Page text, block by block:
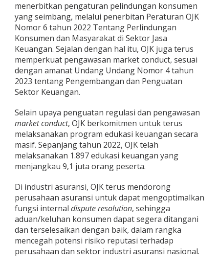
menerbitkan pengaturan pelindungan konsumen
yang seimbang, melalui penerbitan Peraturan OJK
Nomor 6 tahun 2022 Tentang Perlindungan
Konsumen dan Masyarakat di Sektor Jasa
Keuangan. Sejalan dengan hal itu, OJK juga terus
memperkuat pengawasan market conduct, sesuai
dengan amanat Undang Undang Nomor 4 tahun
2023 tentang Pengembangan dan Penguatan
Sektor Keuangan.
Selain upaya penguatan regulasi dan pengawasan
market conduct, OJK berkomitmen untuk terus
melaksanakan program edukasi keuangan secara
masif. Sepanjang tahun 2022, OJK telah
melaksanakan 1.897 edukasi keuangan yang
menjangkau 9,1 juta orang peserta.
Di industri asuransi, OJK terus mendorong
perusahaan asuransi untuk dapat mengoptimalkan
fungsi internal dispute resolution, sehingga
aduan/keluhan konsumen dapat segera ditangani
dan terselesaikan dengan baik, dalam rangka
mencegah potensi risiko reputasi terhadap
perusahaan dan sektor industri asuransi nasional.